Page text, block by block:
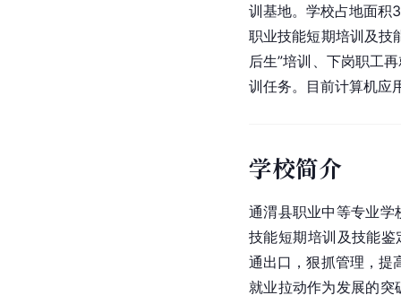
训基地。学校占地面积
职业技能短期培训及技
后生”培训、下岗职工
训任务。目前计算机应
学校简介
通渭县职业中等专业学
技能短期培训及技能
通出口，狠抓管理，提
就业拉动作为发展的